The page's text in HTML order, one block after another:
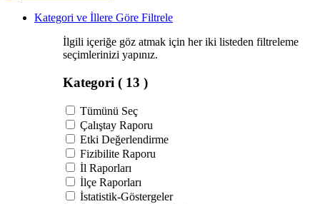
Kategori ve İllere Göre Filtrele
İlgili içeriğe göz atmak için her iki listeden filtreleme
seçimlerinizi yapınız.
Kategori ( 13 )
Tümünü Seç
Çalıştay Raporu
Etki Değerlendirme
Fizibilite Raporu
İl Raporları
İlçe Raporları
İstatistik-Göstergeler